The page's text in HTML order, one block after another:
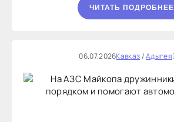
ЧИТАТЬ ПОДРОБНЕЕ
06.07.2026Кавказ/Адыгея